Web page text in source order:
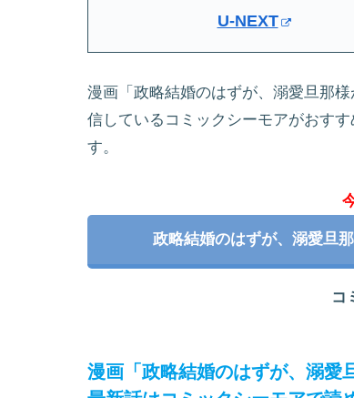
U-NEXT
漫画「政略結婚のはずが、溺愛旦那
信しているコミックシーモアがおす
す。
政略結婚のはずが、溺愛旦
コ
漫画「政略結婚のはずが、溺愛